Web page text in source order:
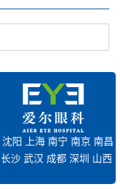
沈阳 上海 南宁 南京 南昌
长沙 武汉 成都 深圳 山西